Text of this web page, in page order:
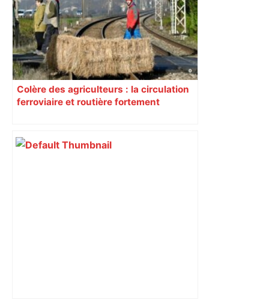
Colère des agriculteurs : la circulation
ferroviaire et routière fortement